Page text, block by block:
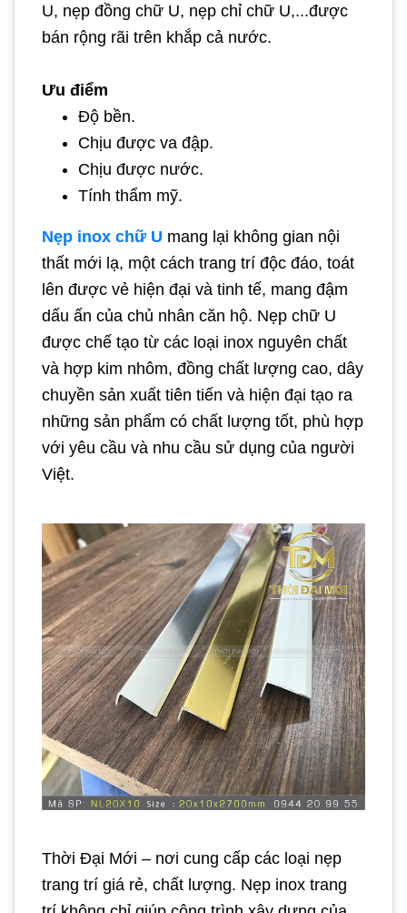
U, nẹp đồng chữ U, nẹp chỉ chữ U,...được
bán rộng rãi trên khắp cả nước.
Ưu điểm
Độ bền.
Chịu được va đập.
Chịu được nước.
Tính thẩm mỹ.
Nẹp inox chữ U mang lại không gian nội
thất mới lạ, một cách trang trí độc đáo, toát
lên được vẻ hiện đại và tinh tế, mang đậm
dấu ấn của chủ nhân căn hộ. Nẹp chữ U
được chế tạo từ các loại inox nguyên chất
và hợp kim nhôm, đồng chất lượng cao, dây
chuyền sản xuất tiên tiến và hiện đại tạo ra
những sản phẩm có chất lượng tốt, phù hợp
với yêu cầu và nhu cầu sử dụng của người
Việt.
Thời Đại Mới – nơi cung cấp các loại nẹp
trang trí giá rẻ, chất lượng. Nẹp inox trang